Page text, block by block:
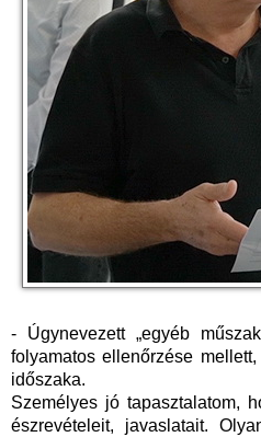
- Úgynevezett „egyéb
folyamatos ellenőrzése
időszaka.
Személyes jó tapasztalatom,
észrevételeit, javaslatait.